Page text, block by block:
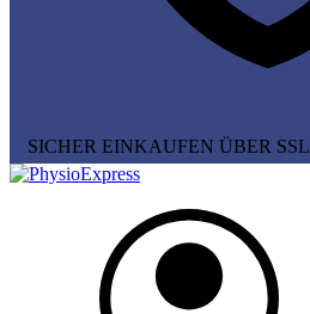
SICHER EINKAUFEN ÜBER SSL